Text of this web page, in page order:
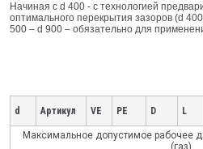
Начиная с d 400 - с технологией
оптимального перекрытия зазоров (d
500 – d 900 – обязательно для
d Артикул VE PE D L
Максимальное допустимое рабочее
(газ)